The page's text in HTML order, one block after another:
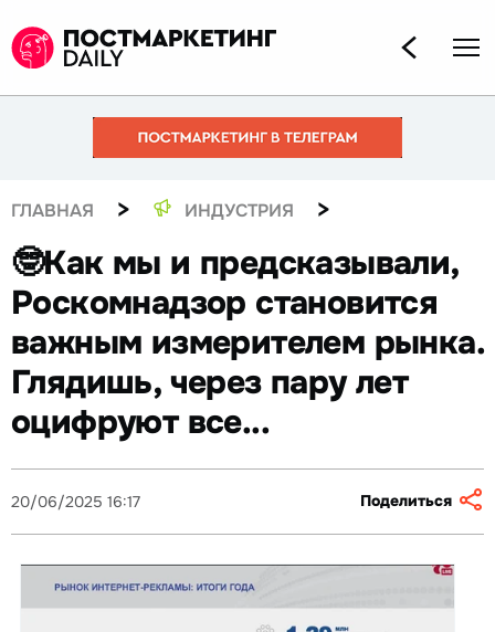
ГЛАВНАЯ > ИНДУСТРИЯ >
🤓Как мы и предсказывали,
Роскомнадзор становится
важным измерителем рынка.
Глядишь, через пару лет
оцифруют все...
20/06/2025 16:17 Поделиться